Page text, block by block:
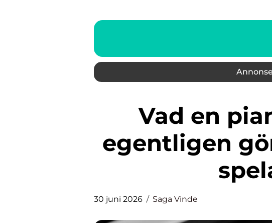
Vad en pianostämmare
egentligen
30 juni 2026 Saga Vinde